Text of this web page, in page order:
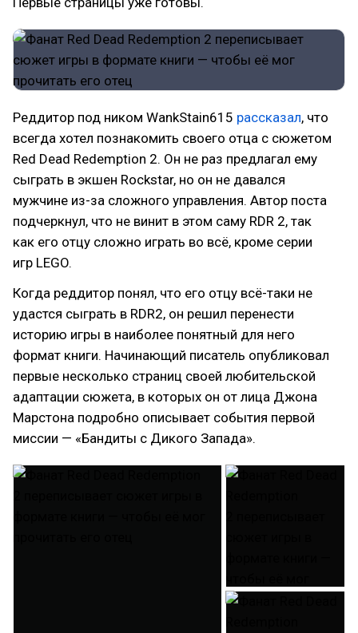
Реддитор под ником WankStain615 рассказал, что
всегда хотел познакомить своего отца с сюжетом
Red Dead Redemption 2. Он не раз предлагал ему
сыграть в экшен Rockstar, но он не давался
мужчине из-за сложного управления. Автор поста
подчеркнул, что не винит в этом саму RDR 2, так
как его отцу сложно играть во всё, кроме серии
игр LEGO.
Когда реддитор понял, что его отцу всё-таки не
удастся сыграть в RDR2, он решил перенести
историю игры в наиболее понятный для него
формат книги. Начинающий писатель опубликовал
первые несколько страниц своей любительской
адаптации сюжета, в которых он от лица Джона
Марстона подробно описывает события первой
миссии — «Бандиты с Дикого Запада».